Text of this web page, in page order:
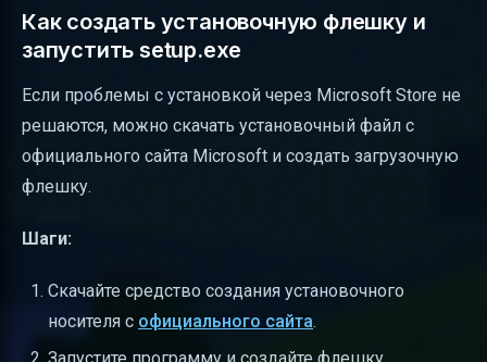
Как создать установочную флешку и
запустить setup.exe
Если проблемы с установкой через Microsoft Store не
решаются, можно скачать установочный файл с
официального сайта Microsoft и создать загрузочную
флешку.
Шаги:
Скачайте средство создания установочного
носителя с официального сайта.